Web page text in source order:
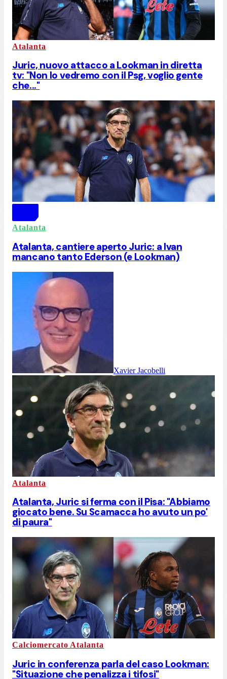
Atalanta
Juric, nuovo attacco a Lookman in diretta
tv: "Non lo vedremo con il Psg, voglio gente
che..."
Atalanta
Atalanta, cantiere aperto Juric: a Ivan
mancano tanto Ederson (e Lookman)
Xavier Jacobelli
Atalanta
Atalanta, Juric si ferma con il Pisa: "Abbiamo
giocato bene. Su Scamacca ho avuto un po'
di paura"
Calciomercato Atalanta
Juric in conferenza parla del caso Lookman:
"Situazione che penalizza i tifosi"